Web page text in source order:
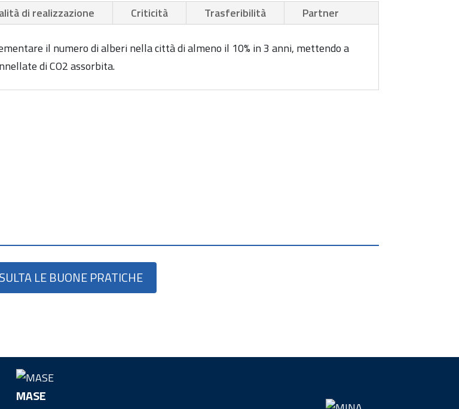
di realizzazione Criticità Trasferibilità Partner
il numero di alberi nella città di almeno il 10% in 3 anni, mettendo a
di CO2 assorbita.
LE BUONE PRATICHE
MASE